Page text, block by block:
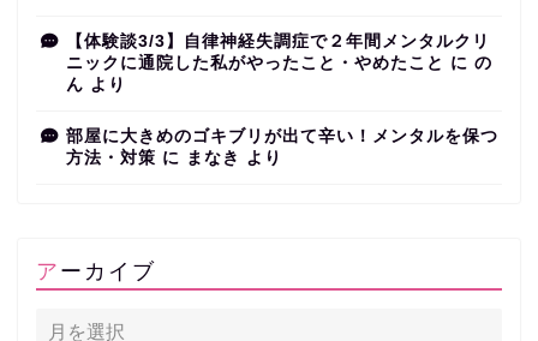
【体験談3/3】自律神経失調症で２年間メンタルクリ
ニックに通院した私がやったこと・やめたこと に の
ん より
部屋に大きめのゴキブリが出て辛い！メンタルを保つ
方法・対策 に まなき より
アーカイブ